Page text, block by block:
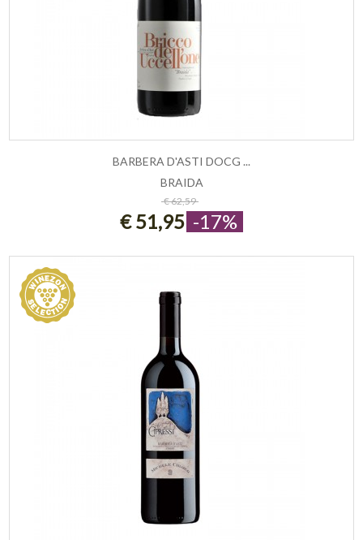
ESAURITO
BARBERA D'ASTI DOCG ...
BRAIDA
€ 62,59
€ 51,95 -17%